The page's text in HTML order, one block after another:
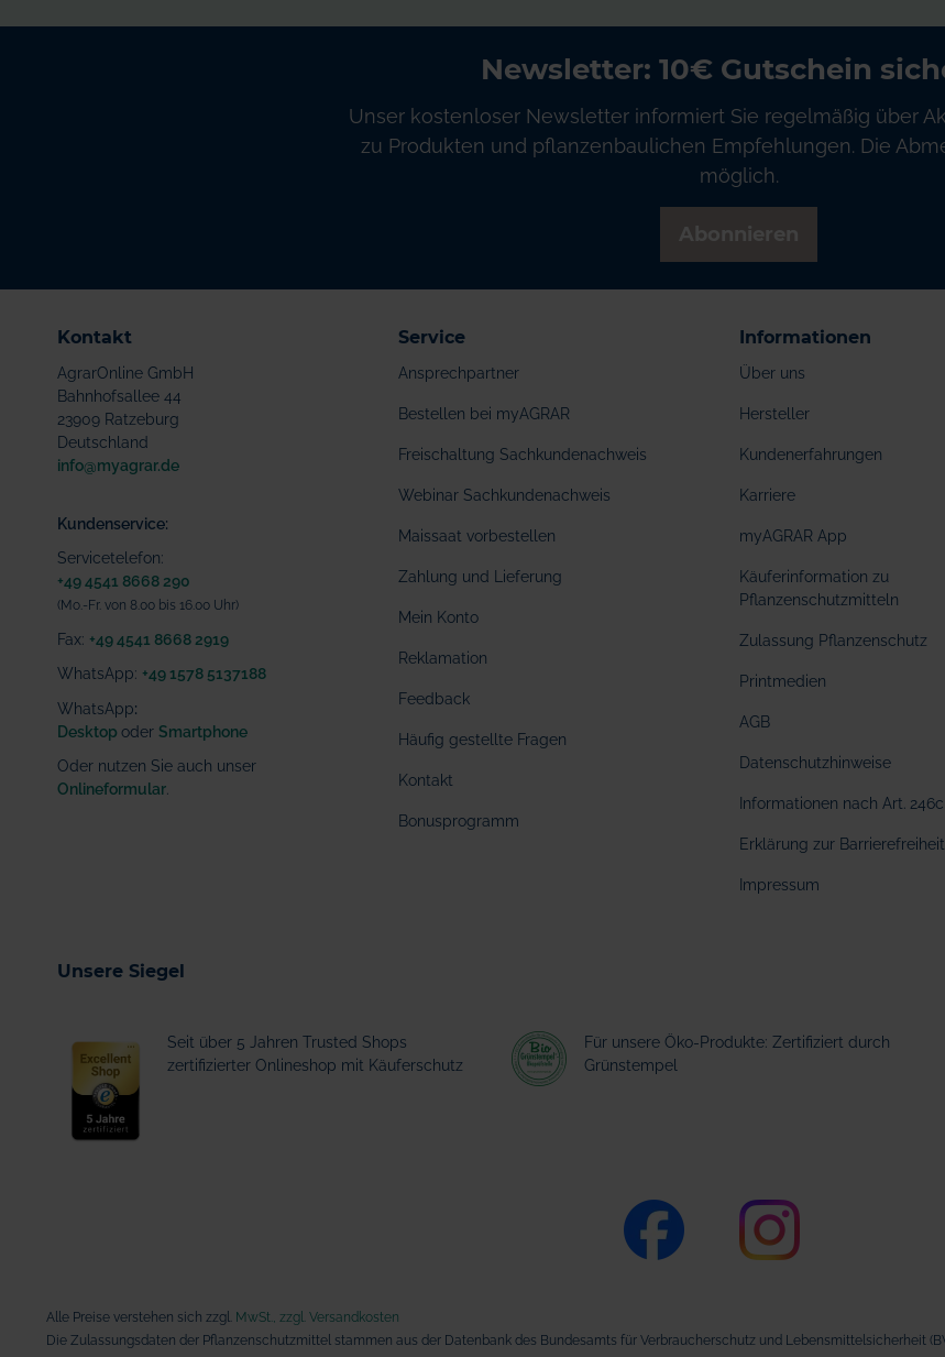
Newsletter: 10€ Gutschein
Unser kostenloser Newsletter informiert Sie regelmäßig über
zu Produkten und pflanzenbaulichen Empfehlungen. Die
möglich.
Kontakt
AgrarOnline GmbH
Bahnhofsallee 44
23909 Ratzeburg
Deutschland
info@myagrar.de
Kundenservice:
Servicetelefon:
+49 4541 8668 290
(Mo.-Fr. von 8.00 bis 16.00 Uhr)
Fax: +49 4541 8668 2919
WhatsApp: +49 1578 5137188
WhatsApp:
Desktop oder Smartphone
Oder nutzen Sie auch unser
Onlineformular.
Service
Ansprechpartner
Bestellen bei myAGRAR
Freischaltung Sachkundenachweis
Webinar Sachkundenachweis
Maissaat vorbestellen
Zahlung und Lieferung
Mein Konto
Reklamation
Feedback
Häufig gestellte Fragen
Kontakt
Bonusprogramm
Informationen
Über uns
Hersteller
Kundenerfahrungen
Karriere
myAGRAR App
Käuferinformation zu
Pflanzenschutzmitteln
Zulassung Pflanzenschutz
Printmedien
AGB
Datenschutzhinweise
Informationen nach Art. 246c
Erklärung zur Barrierefreiheit
Impressum
Unsere Siegel
Seit über 5 Jahren Trusted Shops
zertifizierter Onlineshop mit Käuferschutz
Für unsere Öko-Produkte: Zertifiziert durch
Grünstempel
Alle Preise verstehen sich zzgl. MwSt., zzgl. Versandkosten
Die Zulassungsdaten der Pflanzenschutzmittel stammen aus der Datenbank des Bundesamts für Verbraucherschutz und Lebensmittelsicherheit